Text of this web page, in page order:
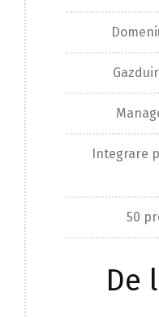
Integrare
50
De